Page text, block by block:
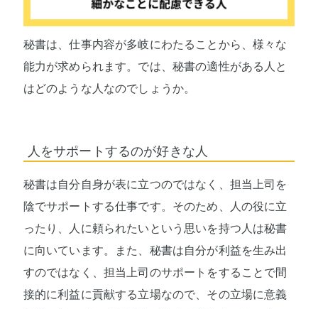
秘書は、仕事内容が多岐にわたることから、様々な
能力が求められます。では、秘書の適性がある人と
はどのような人なのでしょうか。
人をサポートするのが好きな人
秘書は自分自身が表に立つのではなく、担当上司を
陰でサポートする仕事です。そのため、人の役に立
ったり、人に頼られたいという思いを持つ人は秘書
に向いています。また、秘書は自分が利益を生み出
すのではなく、担当上司のサポートをすることで間
接的に利益に貢献する立場なので、その立場に意義